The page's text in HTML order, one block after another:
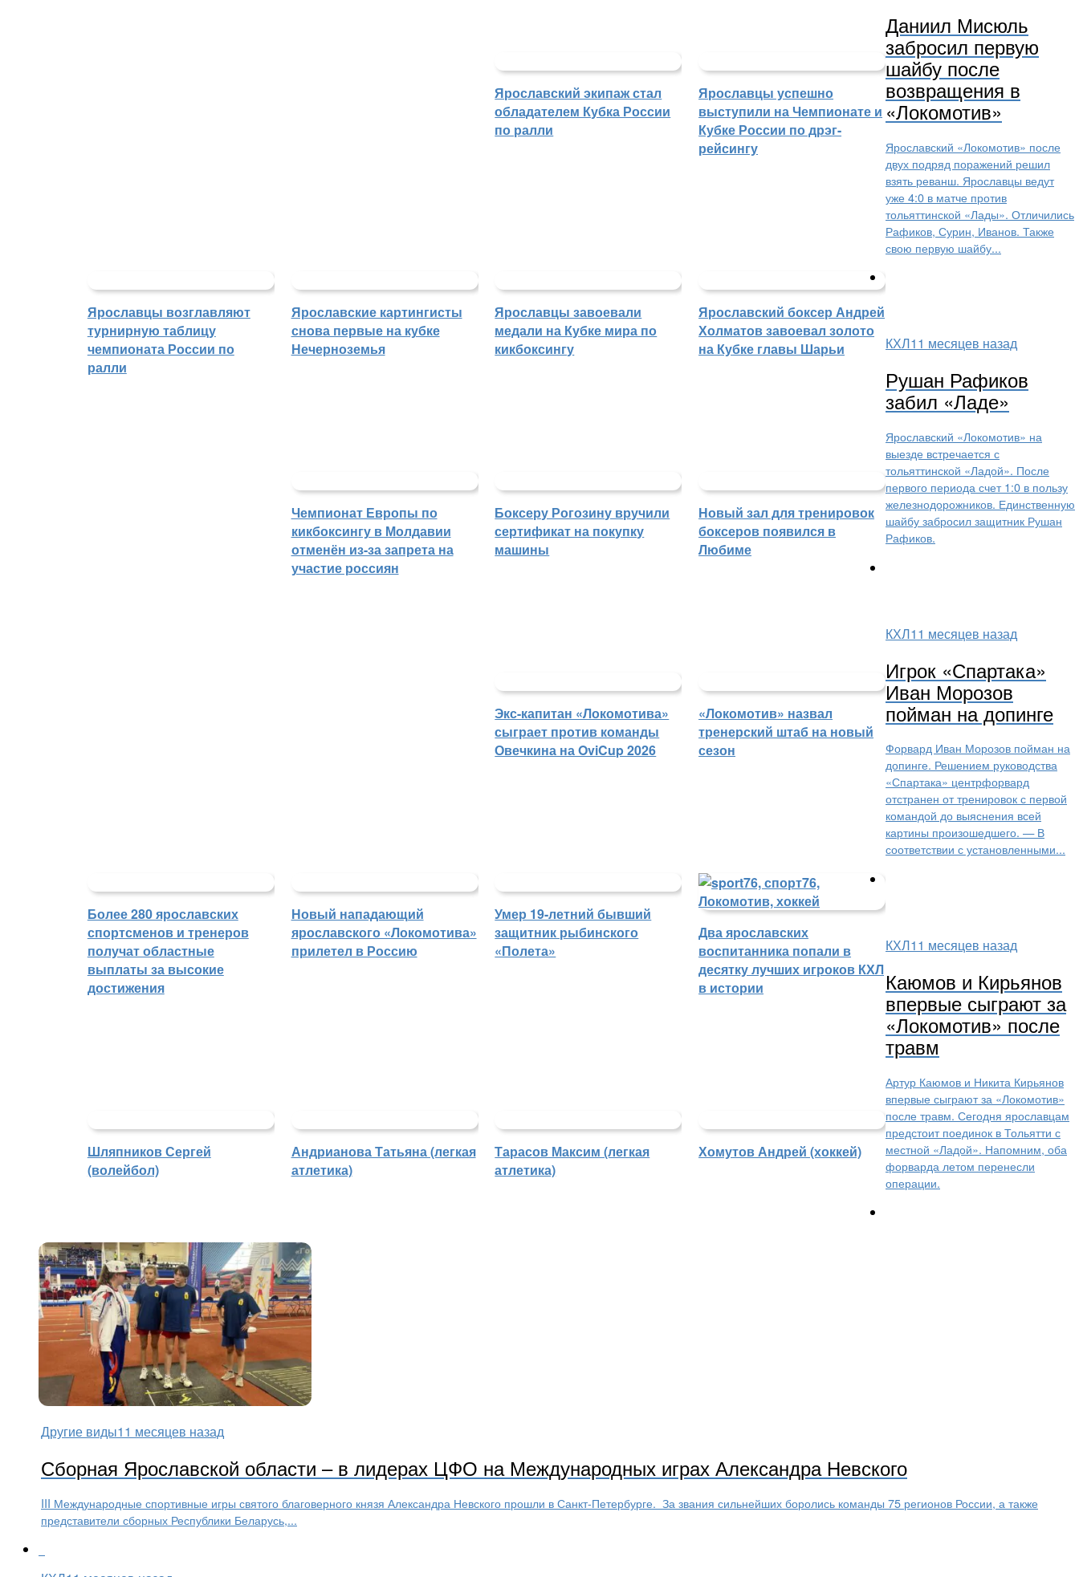
Ярославский экипаж стал
обладателем Кубка России
по ралли
Ярославцы успешно
выступили на Чемпионате и
Кубке России по дрэг-
рейсингу
Ярославцы возглавляют
турнирную таблицу
чемпионата России по
ралли
Ярославские картингисты
снова первые на кубке
Нечерноземья
Ярославцы завоевали
медали на Кубке мира по
кикбоксингу
Ярославский боксер Андрей
Холматов завоевал золото
на Кубке главы Шарьи
Чемпионат Европы по
кикбоксингу в Молдавии
отменён из-за запрета на
участие россиян
Боксеру Рогозину вручили
сертификат на покупку
машины
Новый зал для тренировок
боксеров появился в
Любиме
Экс-капитан «Локомотива»
сыграет против команды
Овечкина на OviCup 2026
«Локомотив» назвал
тренерский штаб на новый
сезон
Более 280 ярославских
спортсменов и тренеров
получат областные
выплаты за высокие
достижения
Новый нападающий
ярославского «Локомотива»
прилетел в Россию
Умер 19-летний бывший
защитник рыбинского
«Полета»
Два ярославских
воспитанника попали в
десятку лучших игроков КХЛ
в истории
Шляпников Сергей
(волейбол)
Андрианова Татьяна (легкая
атлетика)
Тарасов Максим (легкая
атлетика)
Хомутов Андрей (хоккей)
Даниил Мисюль
забросил первую
шайбу после
возвращения в
«Локомотив»
Ярославский «Локомотив» после
двух подряд поражений решил
взять реванш. Ярославцы ведут
уже 4:0 в матче против
тольяттинской «Лады». Отличились
Рафиков, Сурин, Иванов. Также
свою первую шайбу...
КХЛ11 месяцев назад
Рушан Рафиков
забил «Ладе»
Ярославский «Локомотив» на
выезде встречается с
тольяттинской «Ладой». После
первого периода счет 1:0 в пользу
железнодорожников. Единственную
шайбу забросил защитник Рушан
Рафиков.
КХЛ11 месяцев назад
Игрок «Спартака»
Иван Морозов
пойман на допинге
Форвард Иван Морозов пойман на
допинге. Решением руководства
«Спартака» центрфорвард
отстранен от тренировок с первой
командой до выяснения всей
картины произошедшего. — В
соответствии с установленными...
КХЛ11 месяцев назад
Каюмов и Кирьянов
впервые сыграют за
«Локомотив» после
травм
Артур Каюмов и Никита Кирьянов
впервые сыграют за «Локомотив»
после травм. Сегодня ярославцам
предстоит поединок в Тольятти с
местной «Ладой». Напомним, оба
форварда летом перенесли
операции.
Другие виды11 месяцев назад
Сборная Ярославской области – в лидерах ЦФО на Международных играх Александра Невского
III Международные спортивные игры святого благоверного князя Александра Невского прошли в Санкт-Петербурге. За звания сильнейших боролись команды 75 регионов России, а также
представители сборных Республики Беларусь,...